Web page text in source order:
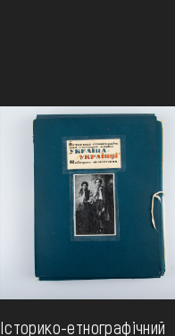
Історико-етнографічний